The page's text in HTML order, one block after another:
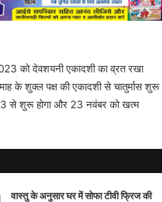
को देवशयनी एकादशी का व्रत रखा
के शुक्ल पक्ष की एकादशी से चातुर्मास शुरू
से शुरू होगा और 23 नवंबर को खत्म
वास्तु के अनुसार घर में सोफा टीवी फ्रिज की